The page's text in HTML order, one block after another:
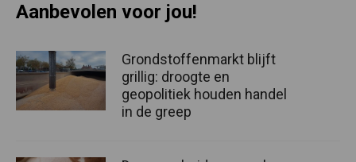
Aanbevolen voor jou!
Grondstoffenmarkt blijft
grillig: droogte en
geopolitiek houden handel
in de greep